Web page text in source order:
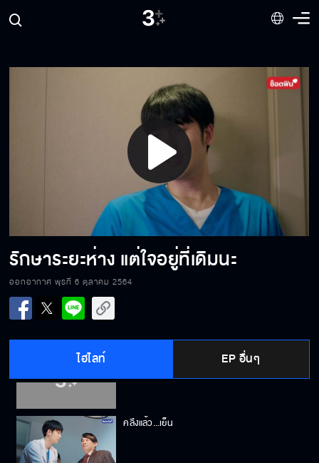
Play
Video
รักษาระยะห่าง แต่ใจอยู่ที่เดิมนะ
ออกอากาศ พุธที่ 6 ตุลาคม 2564
ไฮไลท์ EP อื่นๆ
กัดป้าโซเฟียซะ... งอแง
อปป้า ต้องเป็น พ่อ ของลูกฉัน
ไม่ได้มีอะไรกับแฟนน้องจริงๆ
กดไลค์อยู่ในจอ แอบรออยู่ในใจ
คลึงแล้ว...เย็น